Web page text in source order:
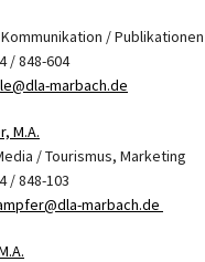
/ Publikationen
/ 848-604
marbach.de
M.A.
/ Tourismus, Marketing
/ 848-103
marbach.de